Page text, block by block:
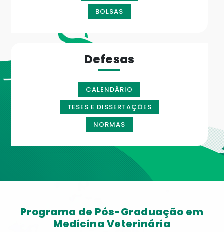
BOLSAS
Defesas
CALENDÁRIO
TESES E DISSERTAÇÕES
NORMAS
Programa de Pós-Graduação em
Medicina Veterinária